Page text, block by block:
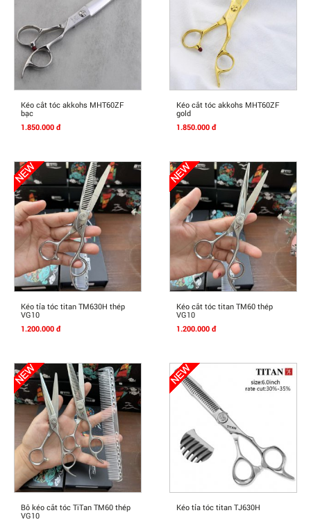
Mua Ngay
Kéo cắt tóc akkohs MHT60ZF
bạc
1.850.000 đ
Mua Ngay
Kéo cắt tóc akkohs MHT60ZF
gold
1.850.000 đ
Mua Ngay
Kéo tỉa tóc titan TM630H thép
VG10
1.200.000 đ
Mua Ngay
Kéo cắt tóc titan TM60 thép
VG10
1.200.000 đ
Mua Ngay
Bô kéo cắt tóc TiTan TM60 thép
VG10
Mua Ngay
Kéo tỉa tóc titan TJ630H